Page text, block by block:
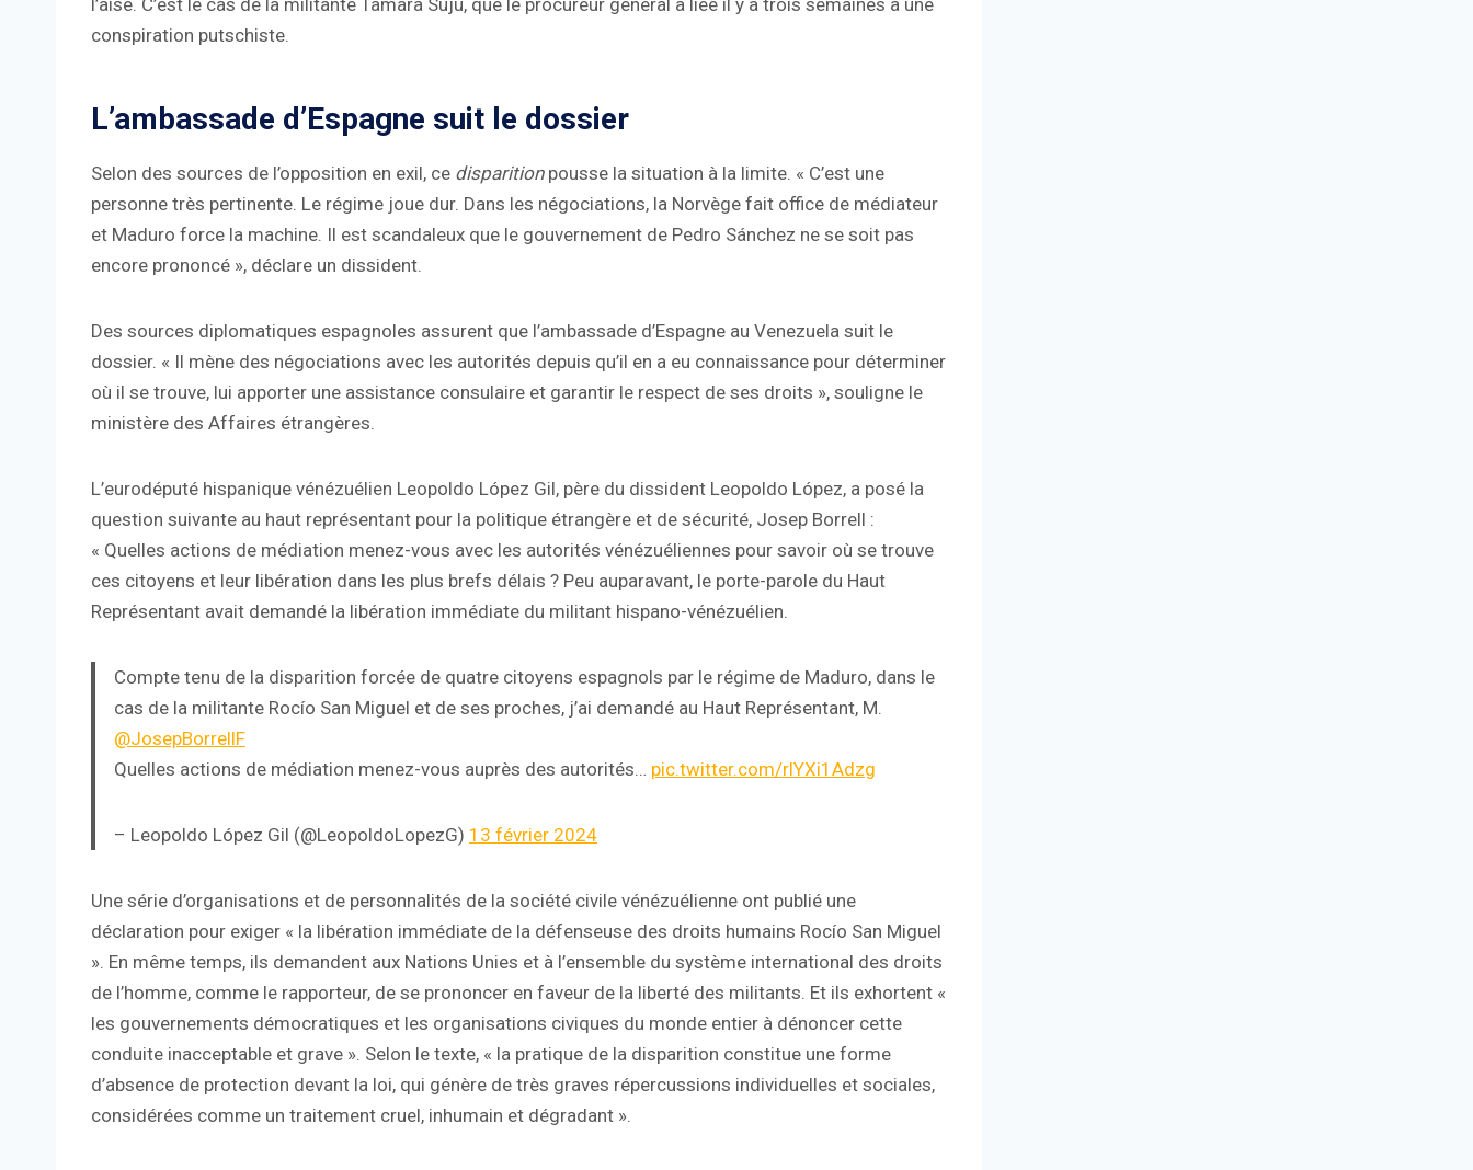
l’aise. C’est le cas de la militante Tamara Sujú, que le procureur général a liée il y a trois semaines à une
conspiration putschiste.
L’ambassade d’Espagne suit le dossier
Selon des sources de l’opposition en exil, ce disparitionpousse la situation à la limite. « C’est une
personne très pertinente. Le régime joue dur. Dans les négociations, la Norvège fait office de médiateur
et Maduro force la machine. Il est scandaleux que le gouvernement de Pedro Sánchez ne se soit pas
encore prononcé », déclare un dissident.
Des sources diplomatiques espagnoles assurent que l’ambassade d’Espagne au Venezuela suit le
dossier. « Il mène des négociations avec les autorités depuis qu’il en a eu connaissance pour déterminer
où il se trouve, lui apporter une assistance consulaire et garantir le respect de ses droits », souligne le
ministère des Affaires étrangères.
L’eurodéputé hispanique vénézuélien Leopoldo López Gil, père du dissident Leopoldo López, a posé la
question suivante au haut représentant pour la politique étrangère et de sécurité, Josep Borrell :
« Quelles actions de médiation menez-vous avec les autorités vénézuéliennes pour savoir où se trouve
ces citoyens et leur libération dans les plus brefs délais ? Peu auparavant, le porte-parole du Haut
Représentant avait demandé la libération immédiate du militant hispano-vénézuélien.
Compte tenu de la disparition forcée de quatre citoyens espagnols par le régime de Maduro, dans le
cas de la militante Rocío San Miguel et de ses proches, j’ai demandé au Haut Représentant, M.
@JosepBorrellF
Quelles actions de médiation menez-vous auprès des autorités… pic.twitter.com/rlYXi1Adzg
– Leopoldo López Gil (@LeopoldoLopezG) 13 février 2024
Une série d’organisations et de personnalités de la société civile vénézuélienne ont publié une
déclaration pour exiger « la libération immédiate de la défenseuse des droits humains Rocío San Miguel
». En même temps, ils demandent aux Nations Unies et à l’ensemble du système international des droits
de l’homme, comme le rapporteur, de se prononcer en faveur de la liberté des militants. Et ils exhortent «
les gouvernements démocratiques et les organisations civiques du monde entier à dénoncer cette
conduite inacceptable et grave ». Selon le texte, « la pratique de la disparition constitue une forme
d’absence de protection devant la loi, qui génère de très graves répercussions individuelles et sociales,
considérées comme un traitement cruel, inhumain et dégradant ».